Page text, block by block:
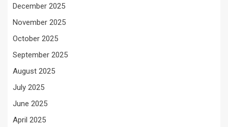
December 2025
November 2025
October 2025
September 2025
August 2025
July 2025
June 2025
April 2025